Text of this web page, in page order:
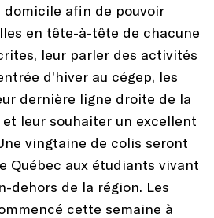
afin de pouvoir
en tête-à-tête de chacune
leur parler des activités
d’hiver au cégep, les
dernière ligne droite de la
et leur souhaiter un excellent
vingtaine de colis seront
Québec aux étudiants vivant
dehors de la région. Les
cette semaine à